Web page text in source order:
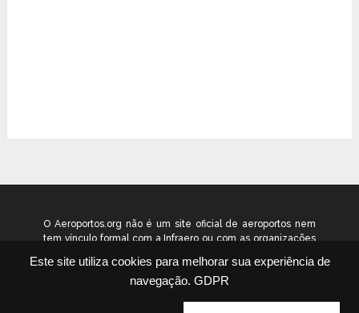
Este site utiliza cookies para melhorar sua experiência de
navegação. GDPR
O Aeroportos.org não é um site oficial de aeroportos nem
tem vínculo formal com a Infraero ou com as organizações
como um guia independente de informação voltado ao
público geral. © 2026 aeroportos.org – Todos os direitos